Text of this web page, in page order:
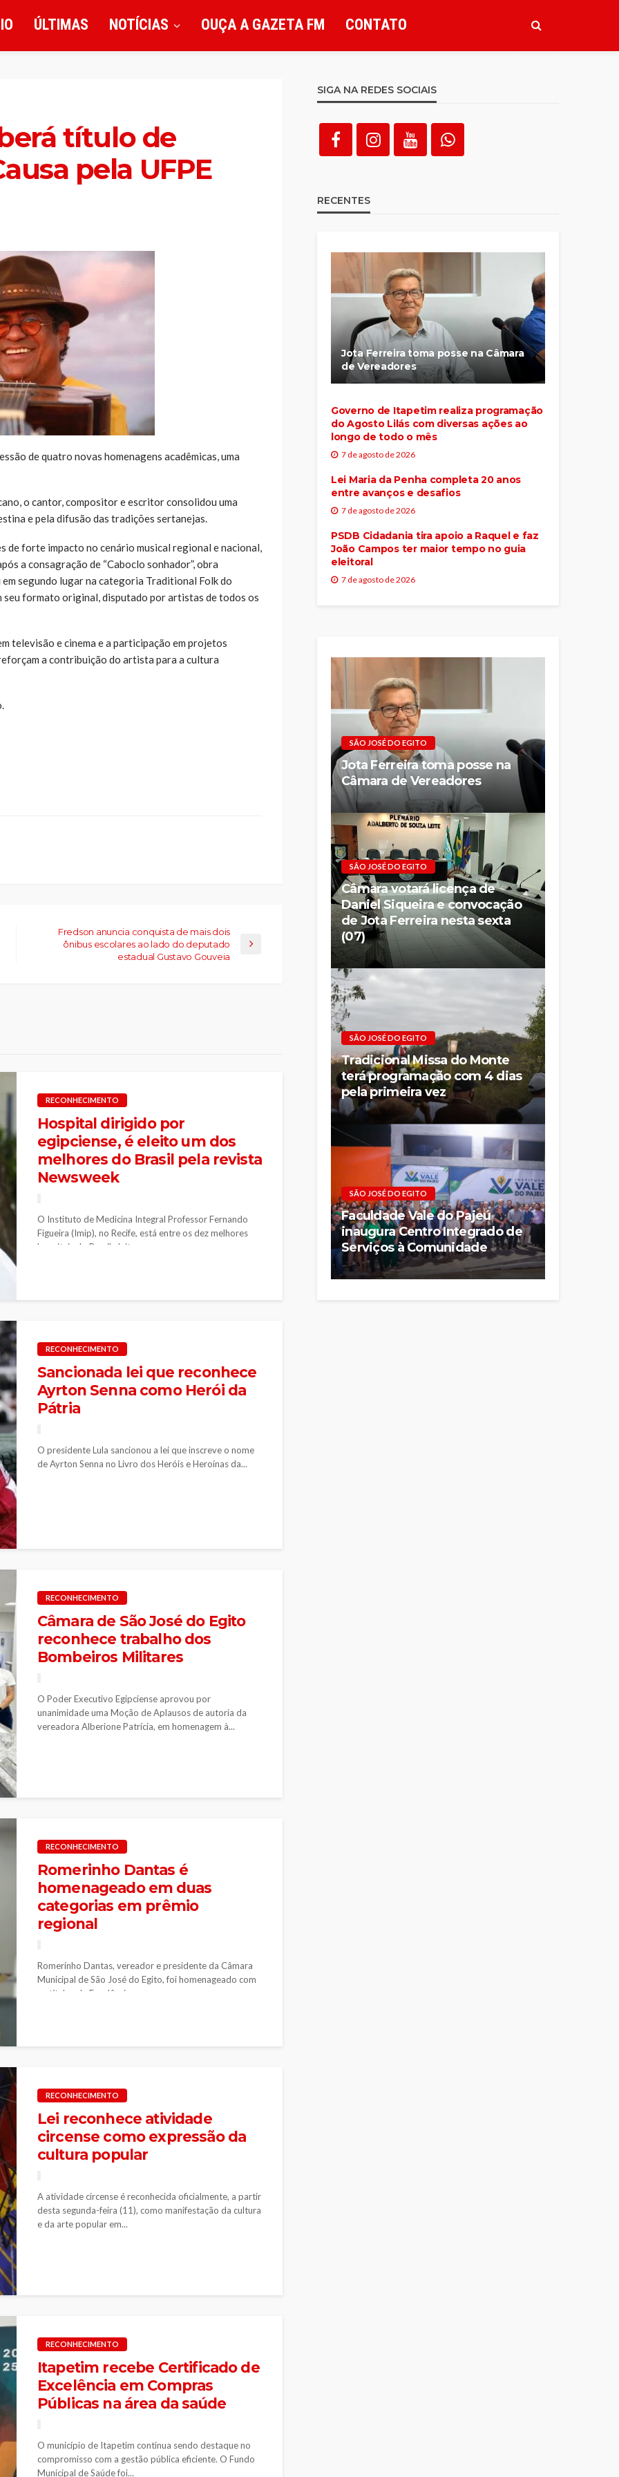
ÚLTIMAS NOTÍCIAS OUÇA A GAZETA FM CONTATO
título de
pela UFPE
de quatro novas homenagens acadêmicas, uma
o cantor, compositor e escritor consolidou uma
e pela difusão das tradições sertanejas.
de forte impacto no cenário musical regional e nacional,
a consagração de “Caboclo sonhador”, obra
segundo lugar na categoria Traditional Folk do
seu formato original, disputado por artistas de todos os
televisão e cinema e a participação em projetos
a contribuição do artista para a cultura
Fredson anuncia conquista de mais dois
ônibus escolares ao lado do deputado
estadual Gustavo Gouveia
RECONHECIMENTO
Hospital dirigido por
egipciense, é eleito um dos
melhores do Brasil pela revista
Newsweek
O Instituto de Medicina Integral Professor Fernando
Figueira (Imip), no Recife, está entre os dez melhores
hospitais do Brasil eleitos...
RECONHECIMENTO
Sancionada lei que reconhece
Ayrton Senna como Herói da
Pátria
O presidente Lula sancionou a lei que inscreve o nome
de Ayrton Senna no Livro dos Heróis e Heroínas da...
RECONHECIMENTO
Câmara de São José do Egito
reconhece trabalho dos
Bombeiros Militares
O Poder Executivo Egipciense aprovou por
unanimidade uma Moção de Aplausos de autoria da
vereadora Alberione Patrícia, em homenagem à...
RECONHECIMENTO
Romerinho Dantas é
homenageado em duas
categorias em prêmio
regional
Romerinho Dantas, vereador e presidente da Câmara
Municipal de São José do Egito, foi homenageado com
os títulos de Excelência...
RECONHECIMENTO
Lei reconhece atividade
circense como expressão da
cultura popular
A atividade circense é reconhecida oficialmente, a partir
desta segunda-feira (11), como manifestação da cultura
e da arte popular em...
RECONHECIMENTO
Itapetim recebe Certificado de
Excelência em Compras
Públicas na área da saúde
O município de Itapetim continua sendo destaque no
compromisso com a gestão pública eficiente. O Fundo
Municipal de Saúde foi...
SIGA NA REDES SOCIAIS
RECENTES
Jota Ferreira toma posse na Câmara
de Vereadores
Governo de Itapetim realiza programação
do Agosto Lilás com diversas ações ao
longo de todo o mês
7 de agosto de 2026
Lei Maria da Penha completa 20 anos
entre avanços e desafios
7 de agosto de 2026
PSDB Cidadania tira apoio a Raquel e faz
João Campos ter maior tempo no guia
eleitoral
7 de agosto de 2026
SÃO JOSÉ DO EGITO
Jota Ferreira toma posse na
Câmara de Vereadores
SÃO JOSÉ DO EGITO
Câmara votará licença de
Daniel Siqueira e convocação
de Jota Ferreira nesta sexta
(07)
SÃO JOSÉ DO EGITO
Tradicional Missa do Monte
terá programação com 4 dias
pela primeira vez
SÃO JOSÉ DO EGITO
Faculdade Vale do Pajeú
inaugura Centro Integrado de
Serviços à Comunidade